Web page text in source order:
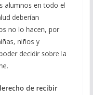
alumnos en todo el
deberían
no lo hacen, por
niños y
decidir sobre la
de recibir